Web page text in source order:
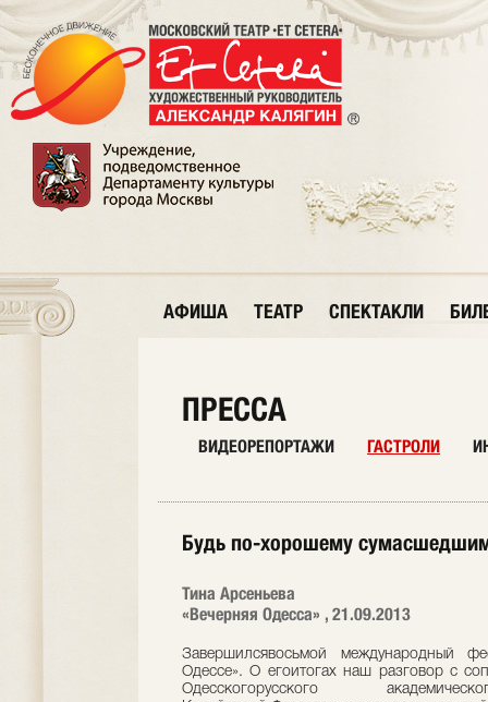
АФИША ТЕАТР СПЕКТАКЛИ
ПРЕССА
ВИДЕОРЕПОРТАЖИ ГАСТРОЛИ
Будь по-хорошему
Тина Арсеньева
«Вечерняя Одесса» , 21.09.2013
Завершилсявосьмой международный
Одессе». О егоитогах наш разговор с
Одесскогорусского